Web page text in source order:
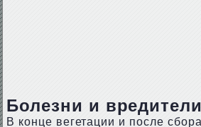
Болезни и вредители
В конце вегетации и после